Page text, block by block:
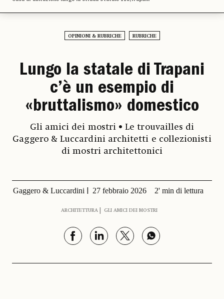
OPINIONI & RUBRICHE RUBRICHE
Lungo la statale di Trapani
c’è un esempio di
«bruttalismo» domestico
Gli amici dei mostri • Le trouvailles di
Gaggero & Luccardini architetti e collezionisti
di mostri architettonici
Gaggero & Luccardini 27 febbraio 2026 2' min di lettura
ARCHITETTURA GLI AMICI DEI MOSTRI